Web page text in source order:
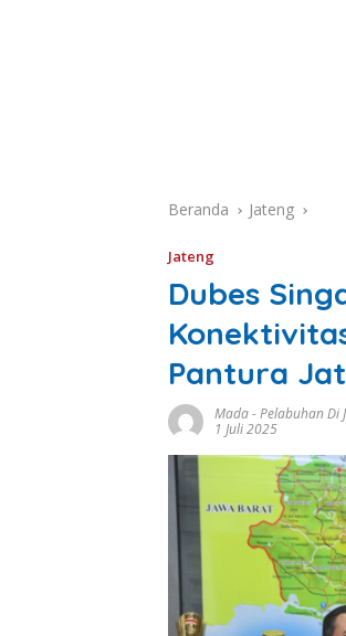
Beranda Jateng
Jateng
Dubes
Pantura
Mada-Pelabuhan Di
1 Juli 2025